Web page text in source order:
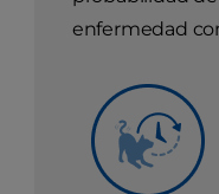
enfermedad